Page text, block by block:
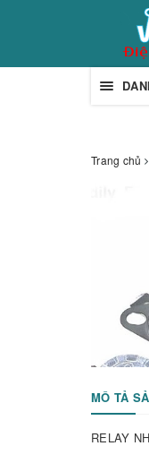
Trang chủ
MÔ TẢ
RELAY